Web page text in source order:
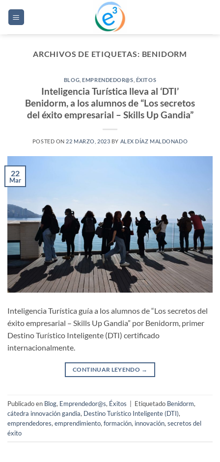
ARCHIVOS DE ETIQUETAS: BENIDORM
BLOG ,EMPRENDEDOR@S ÉXITOS
Inteligencia Turística lleva al ‘DTI’
Benidorm, a los alumnos de “Los secretos
del éxito empresarial – Skills Up Gandia”
POSTED ON 22 MARZO, 2023 BY ALEX DÍAZ MALDONADO
22
Mar
Inteligencia Turística guía a los alumnos de “Los secretos del
éxito empresarial – Skills Up Gandia” por Benidorm, primer
Destino Turístico Inteligente (DTI) certificado
internacionalmente.
CONTINUAR LEYENDO →
Publicado en Blog, Emprendedor@s, Éxitos Etiquetado Benidorm,
cátedra innovación gandia, Destino Turístico Inteligente (DTI),
emprendedores, emprendimiento, formación, innovación, secretos del
éxito